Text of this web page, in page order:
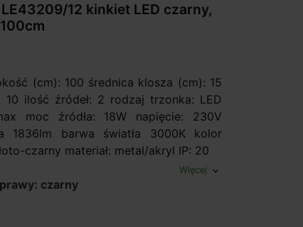
LE43209/12 kinkiet LED czarny,
(cm): 100 średnica klosza (cm): 15
10 ilość źródeł: 2 rodzaj trzonka: LED
moc źródła: 18W napięcie: 230V
1836lm barwa światła 3000K kolor
czarny materiał: metal/akryl IP: 20
Więcej expand_more
czarny